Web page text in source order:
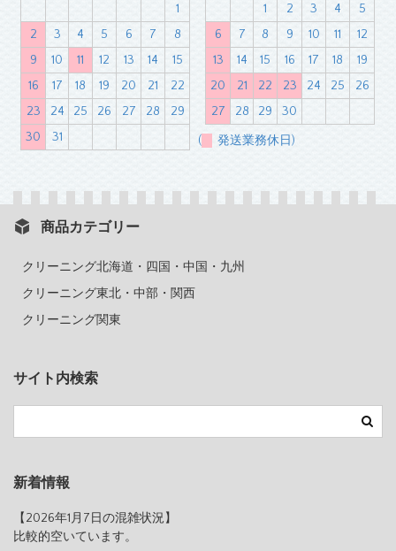
1
2
3 4 5 6 7
8
9
10 11 12 13 14
15
16
17 18 19 20 21
22
23
24 25 26 27 28
29
30
31
1
2 3 4
5
6
7 8 9 10 11
12
13
14 15 16 17 18
19
20
21 22 23 24 25
26
27
28 29 30
( 発送業務休日)
商品カテゴリー
クリーニング北海道・四国・中国・九州
クリーニング東北・中部・関西
クリーニング関東
サイト内検索
新着情報
【2026年1月7日の混雑状況】
比較的空いています。